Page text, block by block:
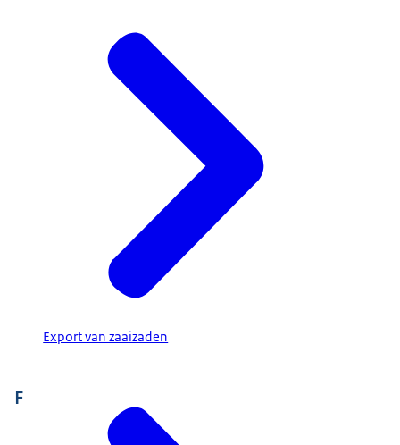
Export van zaaizaden
F